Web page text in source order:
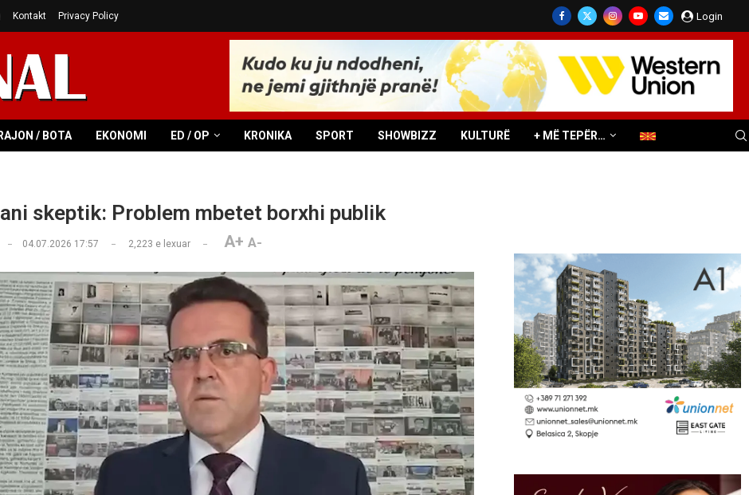
Kontakt Privacy Policy Login
RAJON / BOTA EKONOMI ED / OP KRONIKA SPORT SHOWBIZZ KULTURË + MË TEPËR…
skeptik: Problem mbetet borxhi publik
04.07.2026 17:57 2,223 e lexuar A+ A-